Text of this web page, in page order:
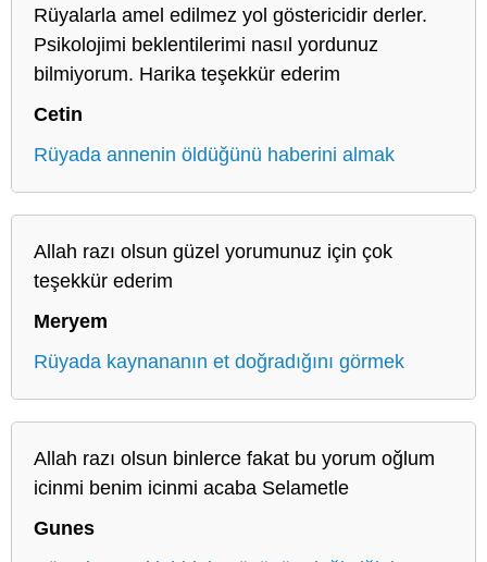
Rüyalarla amel edilmez yol göstericidir derler.
Psikolojimi beklentilerimi nasıl yordunuz
bilmiyorum. Harika teşekkür ederim
Cetin
Rüyada annenin öldüğünü haberini almak
Allah razı olsun güzel yorumunuz için çok
teşekkür ederim
Meryem
Rüyada kaynananın et doğradığını görmek
Allah razı olsun binlerce fakat bu yorum oğlum
icinmi benim icinmi acaba Selametle
Gunes